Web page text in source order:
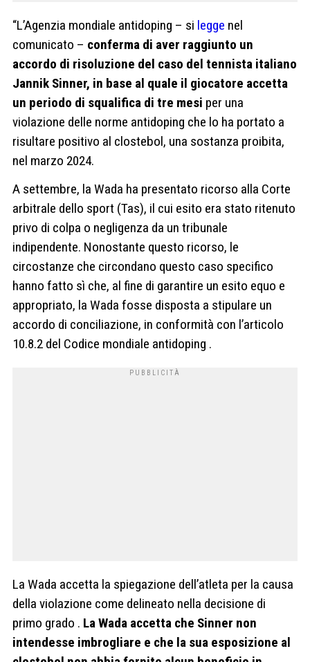
“L’Agenzia mondiale antidoping – si legge nel
comunicato – conferma di aver raggiunto un
accordo di risoluzione del caso del tennista italiano
Jannik Sinner, in base al quale il giocatore accetta
un periodo di squalifica di tre mesi per una
violazione delle norme antidoping che lo ha portato a
risultare positivo al clostebol, una sostanza proibita,
nel marzo 2024.
A settembre, la Wada ha presentato ricorso alla Corte
arbitrale dello sport (Tas), il cui esito era stato ritenuto
privo di colpa o negligenza da un tribunale
indipendente. Nonostante questo ricorso, le
circostanze che circondano questo caso specifico
hanno fatto sì che, al fine di garantire un esito equo e
appropriato, la Wada fosse disposta a stipulare un
accordo di conciliazione, in conformità con l’articolo
10.8.2 del Codice mondiale antidoping .
La Wada accetta la spiegazione dell’atleta per la causa
della violazione come delineato nella decisione di
primo grado . La Wada accetta che Sinner non
intendesse imbrogliare e che la sua esposizione al